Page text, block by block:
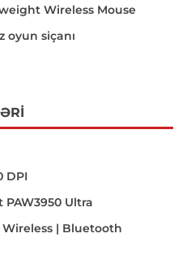
Wireless Mouse
oyun siçanı
DPI
PAW3950 Ultra
Wireless | Bluetooth